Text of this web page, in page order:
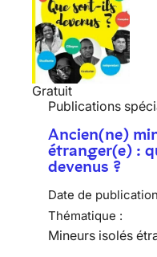
Gratuit
Publications
Ancien(ne)
étranger(e) :
devenus ?
Date de
Thématique :
Mineurs isolés